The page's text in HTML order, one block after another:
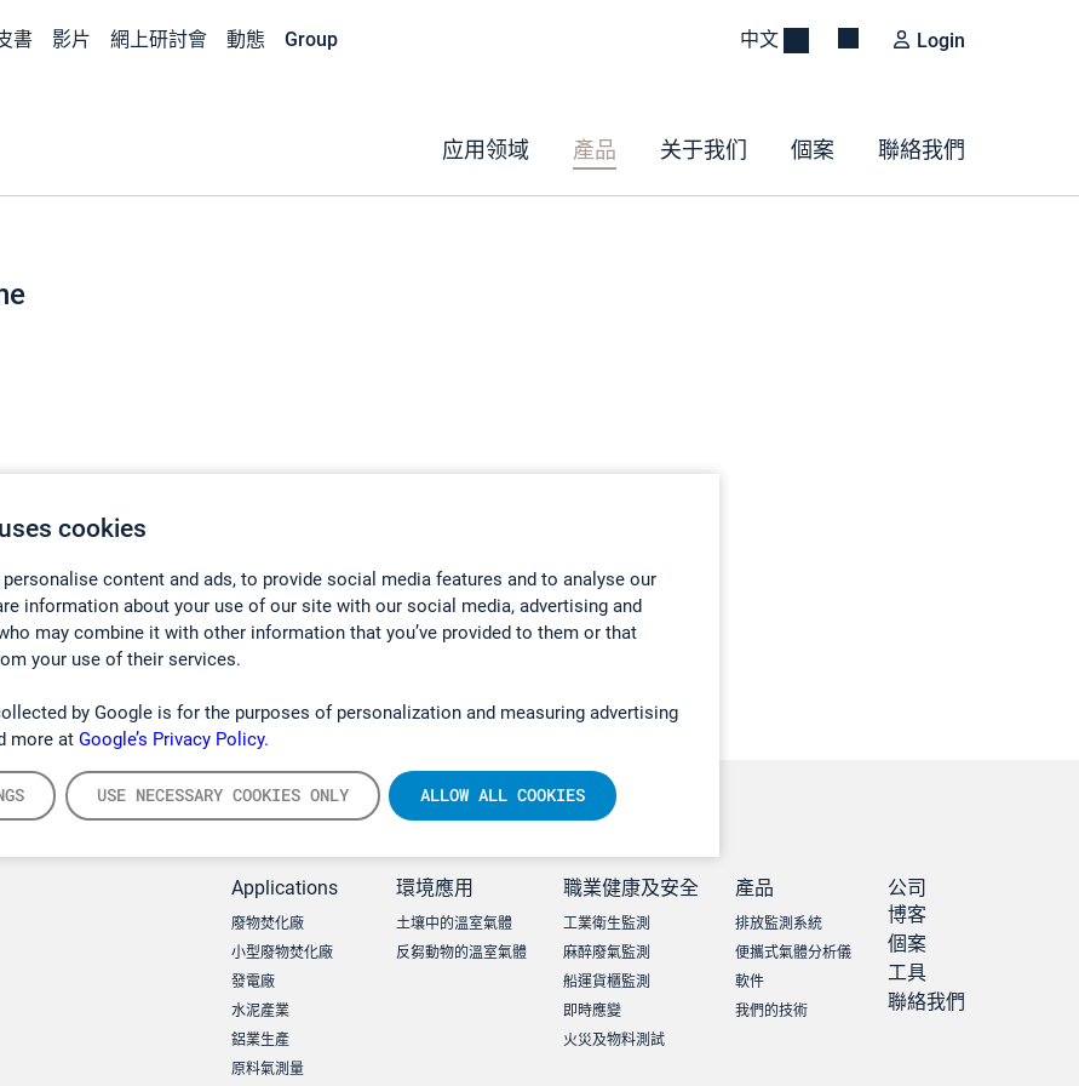
cookies
content and ads, to provide social media features and to analyse our
information about your use of our site with our social media, advertising and
may combine it with other information that you’ve provided to them or that
your use of their services.
by Google is for the purposes of personalization and measuring advertising
more at Google’s Privacy Policy.
USE NECESSARY COOKIES ONLY ALLOW ALL COOKIES
書 影片 網上研討會 動態 Group 中文 Login
应用领域 產品 关于我们 個案 聯絡我們
Applications
廢物焚化廠
小型廢物焚化廠
發電廠
水泥產業
鋁業生產
原料氣測量
環境應用
土壤中的溫室氣體
反芻動物的溫室氣體
職業健康及安全
工業衛生監測
麻醉廢氣監測
船運貨櫃監測
即時應變
火災及物料測試
產品
排放監測系統
便攜式氣體分析儀
軟件
我們的技術
公司
博客
個案
工具
聯絡我們